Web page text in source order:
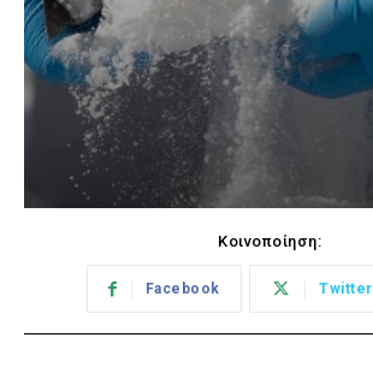
Κοινοποίηση:
Facebook Twitter